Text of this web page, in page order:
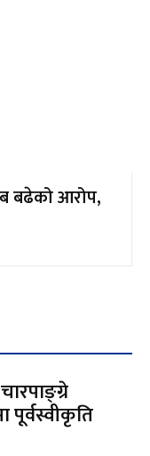
बढेको आरोप,
पूर्वस्वीकृति